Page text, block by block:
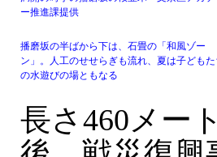
ー推進課提供
播磨坂の半ばから下は、石畳の「和風ゾー
ン」。人工のせせらぎも流れ、夏は子どもた
の水遊びの場ともなる
長さ460メー